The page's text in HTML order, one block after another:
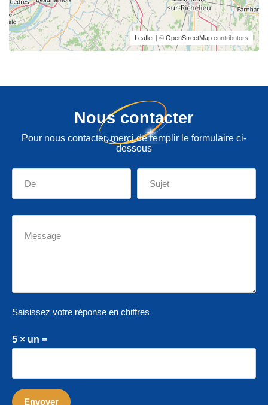
Leaflet | © OpenStreetMap contributors
Nous contacter
Pour nous contacter, merci de remplir le formulaire ci-
dessous
Saisissez votre réponse en chiffres
5 × un =